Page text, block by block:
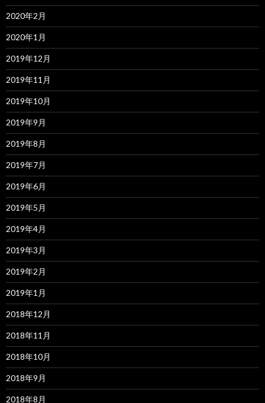
2020年2月
2020年1月
2019年12月
2019年11月
2019年10月
2019年9月
2019年8月
2019年7月
2019年6月
2019年5月
2019年4月
2019年3月
2019年2月
2019年1月
2018年12月
2018年11月
2018年10月
2018年9月
2018年8月